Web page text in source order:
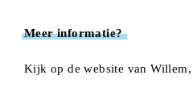
Meer informatie?
Kijk op de website van Willem,